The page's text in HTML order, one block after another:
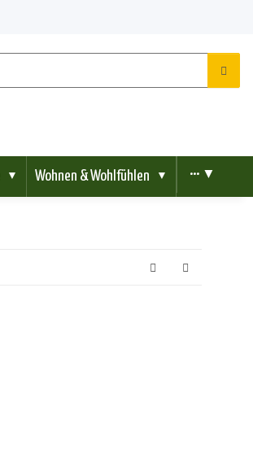
▼ Wohnen & Wohlfühlen ▼ ••• ▼